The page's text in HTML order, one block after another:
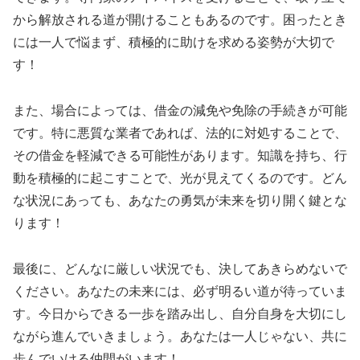
から解放される道が開けることもあるのです。困ったとき
には一人で悩まず、積極的に助けを求める姿勢が大切で
す！
また、場合によっては、借金の減免や免除の手続きが可能
です。特に悪質な業者であれば、法的に対処することで、
その借金を軽減できる可能性があります。知識を持ち、行
動を積極的に起こすことで、光が見えてくるのです。どん
な状況にあっても、あなたの勇気が未来を切り開く鍵とな
ります！
最後に、どんなに厳しい状況でも、決してあきらめないで
ください。あなたの未来には、必ず明るい道が待っていま
す。今日からできる一歩を踏み出し、自分自身を大切にし
ながら進んでいきましょう。あなたは一人じゃない、共に